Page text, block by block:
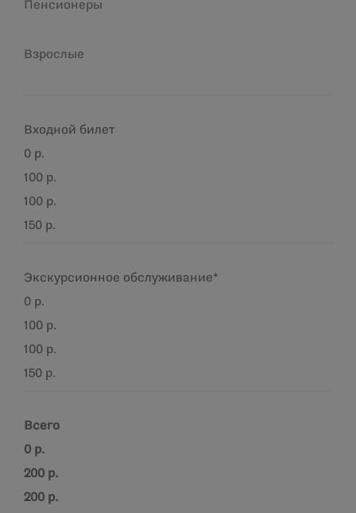
Пенсионеры
Взрослые
Входной билет
0 р.
100 р.
100 р.
150 р.
Экскурсионное обслуживание*
0 р.
100 р.
100 р.
150 р.
Всего
0 р.
200 р.
200 р.